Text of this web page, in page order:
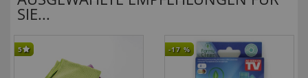
SIE...
5 -17 %